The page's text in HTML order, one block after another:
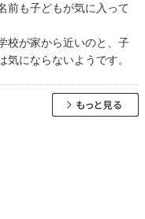
前も子どもが気に入って
校が家から近いのと、子
にならないようです。